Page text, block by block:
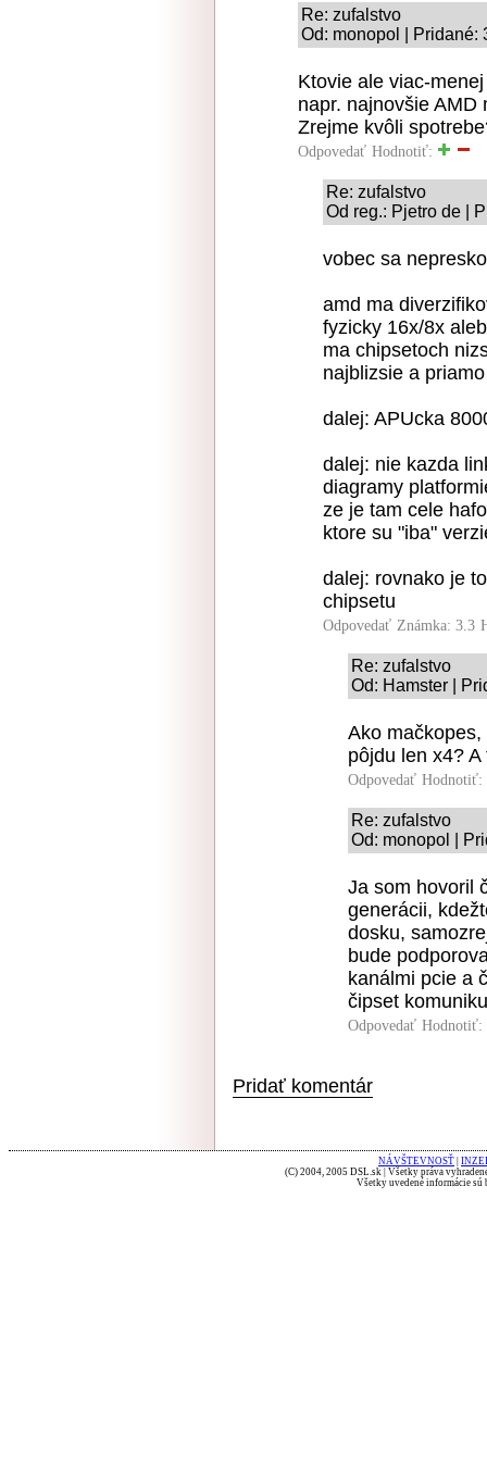
Re: zufalstvo
Od: monopol | Pridané:
Ktovie ale viac-
napr. najnovšie
Zrejme kvôli
Odpovedať Hodnotiť:
Re: zufalstvo
Od reg.: Pjetro de |
vobec sa
amd ma
fyzicky 16x/8x
ma chipsetoch
najblizsie a
dalej: APUcka
dalej: nie kazda
diagramy
ze je tam cele
ktore su "iba"
dalej: rovnako je
chipsetu
Odpovedať Známka: 3.3
Re: zufalstvo
Od: Hamster |
Ako
pôjdu len x4?
Odpovedať Hodnotiť:
Re: zufalstvo
Od: monopol |
Ja som hovoril
generácii,
dosku,
bude
kanálmi pcie a
čipset
Odpovedať Hodnotiť:
Pridať komentár
NÁVŠTEVNOSŤ
(C) 2004, 2005 DSL.sk | Všetky práva
Všetky uvedené informácie sú